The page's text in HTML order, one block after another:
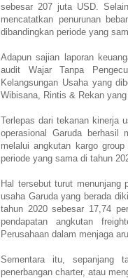
sebesar 207 juta USD.
mencatatkan penurunan
dibandingkan periode yang
Adapun sajian laporan
audit Wajar Tanpa
Kelangsungan Usaha yang
Wibisana, Rintis & Rekan
Terlepas dari tekanan kinerja
operasional Garuda berhasil
melalui angkutan kargo
periode yang sama di tahun
Hal tersebut turut menunjang
usaha Garuda yang berada
tahun 2020 sebesar 17,74
pendapatan angkutan
Perusahaan dalam menjaga
Sementara itu, sepanjang
penerbangan charter, atau